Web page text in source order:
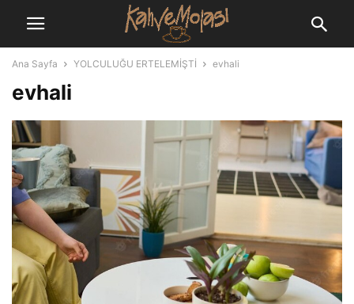
Ana Sayfa YOLCULUĞU ERTELEMİŞTİ evhali
evhali